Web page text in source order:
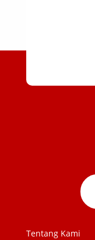
Tentang Kami